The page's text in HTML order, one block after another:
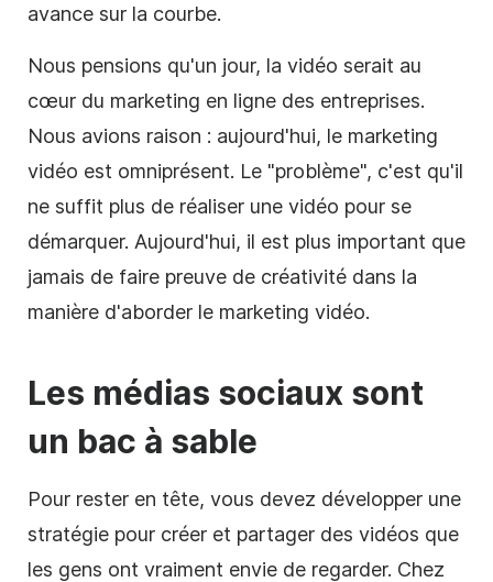
avance sur la courbe.
Nous pensions qu'un jour, la vidéo serait au
cœur du marketing en ligne des entreprises.
Nous avions raison : aujourd'hui, le marketing
vidéo est omniprésent. Le "problème", c'est qu'il
ne suffit plus de réaliser une vidéo pour se
démarquer. Aujourd'hui, il est plus important que
jamais de faire preuve de créativité dans la
manière d'aborder le marketing vidéo.
Les médias sociaux sont
un bac à sable
Pour rester en tête, vous devez développer une
stratégie pour créer et partager des vidéos que
les gens ont vraiment envie de regarder. Chez